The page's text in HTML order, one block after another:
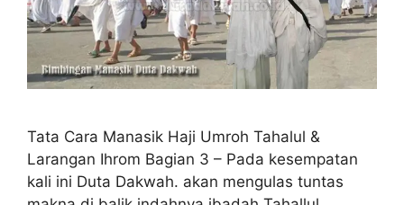
Tata Cara Manasik Haji Umroh Tahalul &
Larangan Ihrom Bagian 3 – Pada kesempatan
kali ini Duta Dakwah. akan mengulas tuntas